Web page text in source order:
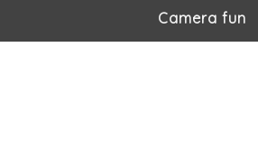
Camera fun